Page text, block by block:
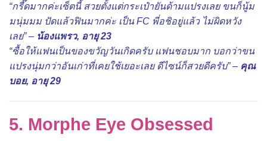
“กรี๊ดมากค่ะเซ็ตนี้ สวยตั้งแต่กระเป๋ายันด้ามแปรงเลย ขนก็นู้ม
มนุ่มมม ปัดแล้วฟินมากค่ะ เป็น FC พี่อชิอยู่แล้ว ไม่ผิดหวัง
เลย” – น้องแพรว, อายุ 23
“ซื้อให้แฟนเป็นของขวัญวันเกิดครับ แฟนชอบมาก บอกว่าขน
แปรงนุ่มกว่าอันเก่าที่เคยใช้เยอะเลย ดีไซน์ก็สวยดีครับ” – คุณ
บอย, อายุ 29
5. Morphe Eye Obsessed